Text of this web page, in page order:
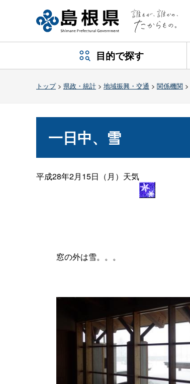
目的で探す
トップ> 県政・統計 > 地域振興・交通 > 関係機関 >
一日中、雪
平成28年2月15日（月）天気
窓の外は雪。。。